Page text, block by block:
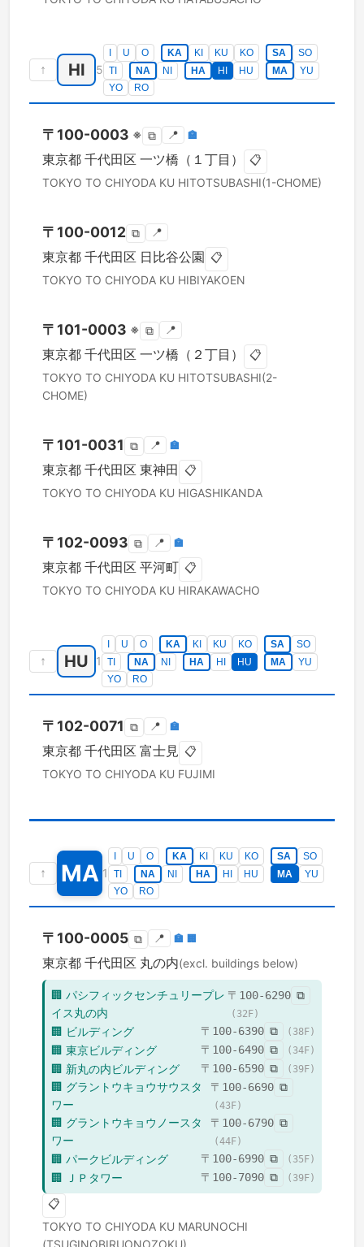
↑ HI 5
U O KA KI KU KO SA
SO
TI
NA NI HA HI HU MA
YU
YO
RO
〒 100-0003 ※ ⧉ 📍 🏣
東京都 千代田区 一ツ橋（１丁目） 📋
TOKYO TO CHIYODA KU HITOTSUBASHI(1-CHOME)
〒 100-0012 ⧉ 📍
東京都 千代田区 日比谷公園 📋
TOKYO TO CHIYODA KU HIBIYAKOEN
〒 101-0003 ※ ⧉ 📍
東京都 千代田区 一ツ橋（２丁目） 📋
TOKYO TO CHIYODA KU HITOTSUBASHI(2-
CHOME)
〒 101-0031 ⧉ 📍 🏣
東京都 千代田区 東神田 📋
TOKYO TO CHIYODA KU HIGASHIKANDA
〒 102-0093 ⧉ 📍 🏣
東京都 千代田区 平河町 📋
TOKYO TO CHIYODA KU HIRAKAWACHO
↑ HU 1
U O KA KI KU KO SA
SO
TI
NA NI HA HI HU MA
YU
YO
RO
〒 102-0071 ⧉ 📍 🏣
東京都 千代田区 富士見 📋
TOKYO TO CHIYODA KU FUJIMI
↑ MA 1
U O KA KI KU KO SA
SO
TI
NA NI HA HI HU MA
YU
YO
RO
〒 100-0005 ⧉ 📍 🏣 🏢
東京都 千代田区 丸の内(excl. buildings below)
🏢 パシフィックセンチュリープレ
イス丸の内
〒 100-6290 ⧉
( 32 F)
🏢 ビルディング 〒 100-6390 ⧉ ( 38F)
🏢 東京ビルディング 〒 100-6490 ⧉ ( 34F)
🏢 新丸の内ビルディング 〒 100-6590 ⧉ ( 39F)
🏢 グラントウキョウサウスタ
ワー
〒 100-6690 ⧉
(43F)
🏢 グラントウキョウノースタ
ワー
〒 100-6790 ⧉
(44F)
🏢 パークビルディング 〒 100-6990 ⧉ ( 35 F)
🏢 ＪＰタワー 〒 100-7090 ⧉ ( 39F)
📋
TOKYO TO CHIYODA KU MARUNOCHI
(TSUGINOBIRUONOZOKU)